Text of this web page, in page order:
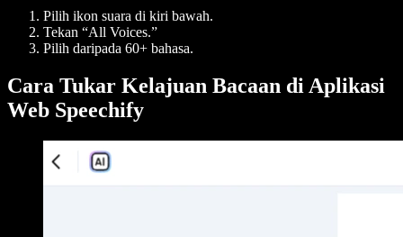
Pilih ikon suara di kiri bawah.
Tekan “All Voices.”
Pilih daripada 60+ bahasa.
Cara Tukar Kelajuan Bacaan di Aplikasi
Web Speechify